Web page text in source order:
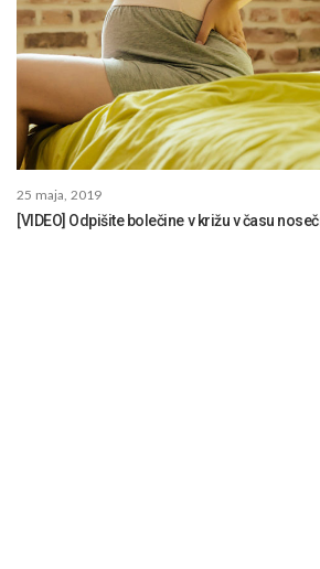
25 maja, 2019
[VIDEO] Odpišite bolečine v križu v času